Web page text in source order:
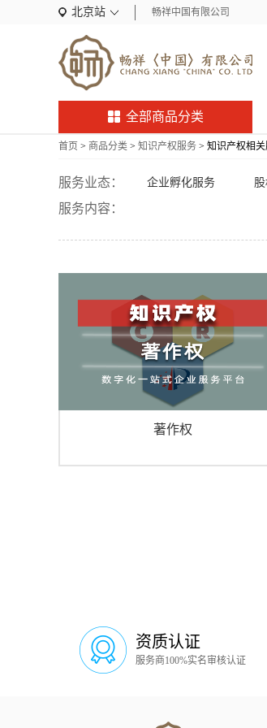
北京站 畅祥中国有限公司
全部商品分类
首页 > 商品分类 > 知识产权服务 > 知识产权相
服务业态：
服务内容：
企业孵化服务
著作权
资质认证
服务商100%实名审核认证